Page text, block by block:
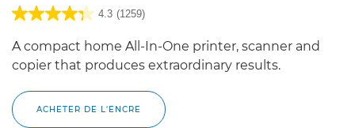
4.3 (1259)
A compact home All-In-One printer, scanner and
copier that produces extraordinary results.
ACHETER DE L'ENCRE